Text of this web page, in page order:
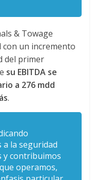
& Towage
un incremento
del primer
su EBITDA se
a 276 mdd
.
la seguridad
y contribuimos
operamos,